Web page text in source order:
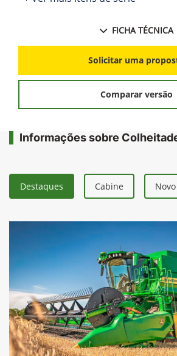
FICHA TÉCNICA
Solicitar uma
Comparar versão
Informações sobre
Destaques Cabine